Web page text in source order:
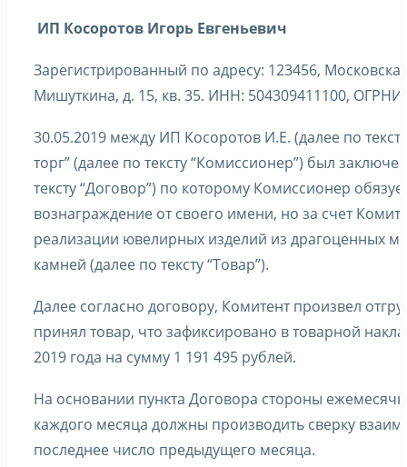
ИП Косоротов Игорь Евгеньевич
Зарегистрированный по адресу: 123456,
Мишуткина, д. 15, кв. 35. ИНН: 504309411100,
30.05.2019 между ИП Косоротов И.Е. (далее по
торг” (далее по тексту “Комиссионер”) был
тексту “Договор”) по которому Комиссионер
вознаграждение от своего имени, но за счет
реализации ювелирных изделий из драгоценных
камней (далее по тексту “Товар”).
Далее согласно договору, Комитент произвел
принял товар, что зафиксировано в товарной
2019 года на сумму 1 191 495 рублей.
На основании пункта Договора стороны
каждого месяца должны производить сверку
последнее число предыдущего месяца.